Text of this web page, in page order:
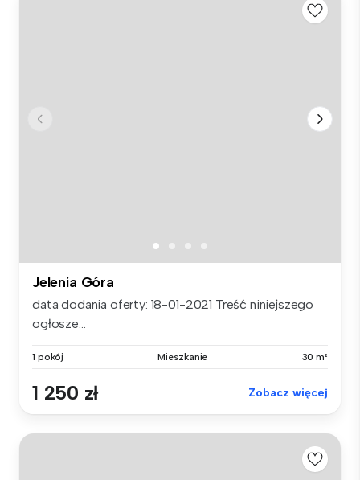
Jelenia Góra
data dodania oferty: 18-01-2021 Treść niniejszego
ogłosze...
1 pokój Mieszkanie 30 m²
1 250 zł Zobacz więcej